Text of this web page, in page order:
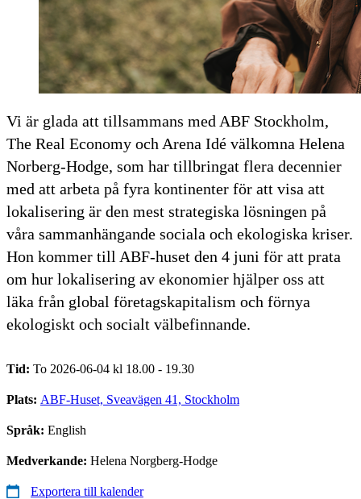
Vi är glada att tillsammans med ABF Stockholm,
The Real Economy och Arena Idé välkomna Helena
Norberg-Hodge, som har tillbringat flera decennier
med att arbeta på fyra kontinenter för att visa att
lokalisering är den mest strategiska lösningen på
våra sammanhängande sociala och ekologiska kriser.
Hon kommer till ABF-huset den 4 juni för att prata
om hur lokalisering av ekonomier hjälper oss att
läka från global företagskapitalism och förnya
ekologiskt och socialt välbefinnande.
Tid: To 2026-06-04 kl 18.00 - 19.30
Plats: ABF-Huset, Sveavägen 41, Stockholm
Språk: English
Medverkande: Helena Norgberg-Hodge
Exportera till kalender